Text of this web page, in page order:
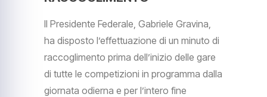
Il Presidente Federale, Gabriele Gravina,
ha disposto l’effettuazione di un minuto di
raccoglimento prima dell’inizio delle gare
di tutte le competizioni in programma dalla
giornata odierna e per l’intero fine